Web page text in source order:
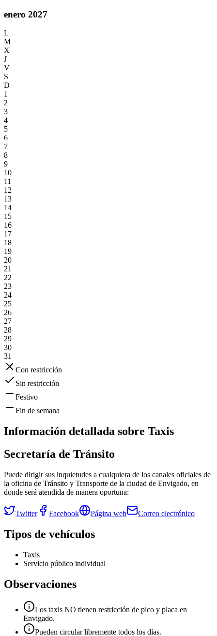
enero 2027
L
M
X
J
V
S
D
1
2
3
4
5
6
7
8
9
10
11
12
13
14
15
16
17
18
19
20
21
22
23
24
25
26
27
28
29
30
31
Con restricción
Sin restricción
Festivo
Fin de semana
Información detallada sobre Taxis
Secretaría de Tránsito
Puede dirigir sus inquietudes a cualquiera de los canales oficiales de
la oficina de Tránsito y Transporte de la ciudad de Envigado, en
donde será atendida de manera oportuna:
Twitter Facebook Página web Correo electrónico
Tipos de vehículos
Taxis
Servicio público individual
Observaciones
Los taxis NO tienen restricción de pico y placa en
Envigado.
Pueden circular libremente todos los días.